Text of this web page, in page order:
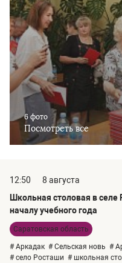
6 фото
Посмотреть все
12:50
8 августа
Школьная столовая в
началу учебного года
Саратовская область
# Аркадак # Сельская новь #
# село Росташи # школьная